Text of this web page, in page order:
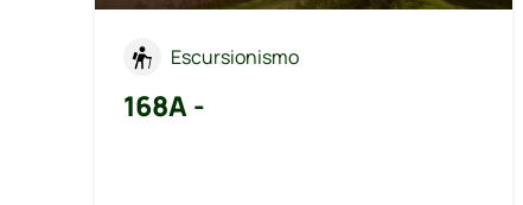
Escursionismo
168A -